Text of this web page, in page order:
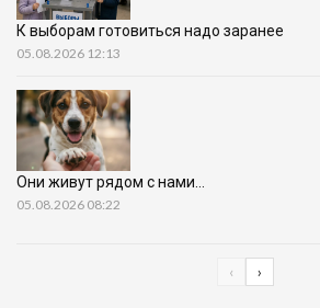
К выборам готовиться надо заранее
05.08.2026 12:13
Они живут рядом с нами…
05.08.2026 08:22
‹ ›